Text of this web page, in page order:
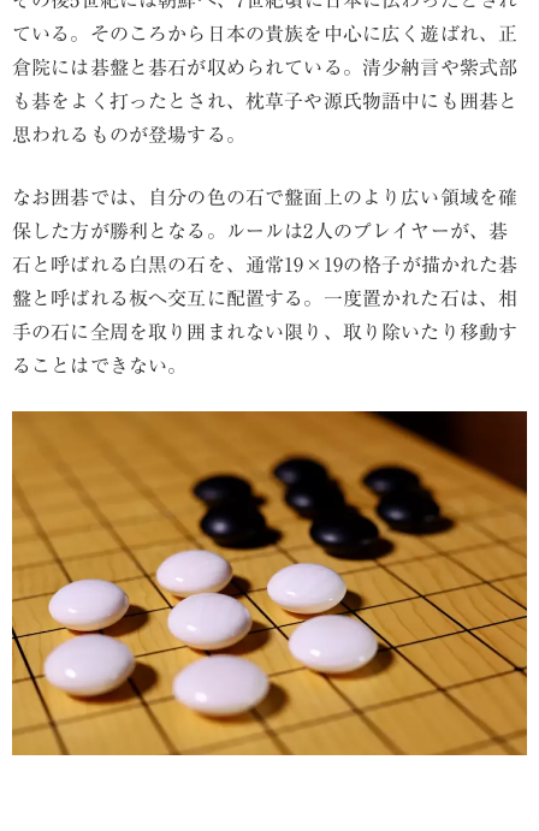
ている。そのころから日本の貴族を中心に広く遊ばれ、正
倉院には碁盤と碁石が収められている。清少納言や紫式部
も碁をよく打ったとされ、枕草子や源氏物語中にも囲碁と
思われるものが登場する。
なお囲碁では、自分の色の石で盤面上のより広い領域を確
保した方が勝利となる。ルールは2人のプレイヤーが、碁
石と呼ばれる白黒の石を、通常19×19の格子が描かれた碁
盤と呼ばれる板へ交互に配置する。一度置かれた石は、相
手の石に全周を取り囲まれない限り、取り除いたり移動す
ることはできない。